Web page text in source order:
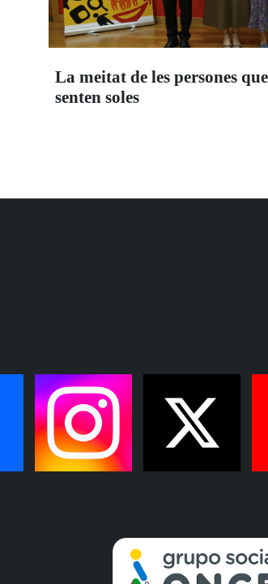
La meitat de les persones
senten soles